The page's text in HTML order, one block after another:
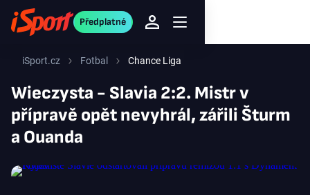
Předplatné
iSport.cz Fotbal Chance Liga
Wieczysta - Slavia 2:2. Mistr v
přípravě opět nevyhrál, zářili Šturm
a Ouanda